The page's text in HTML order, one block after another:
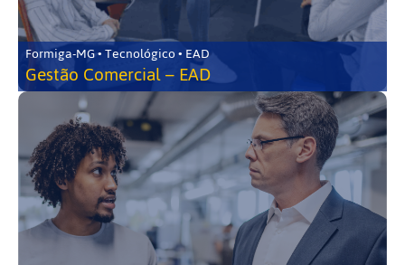
Formiga-MG • Tecnológico • EAD
Gestão Comercial – EAD